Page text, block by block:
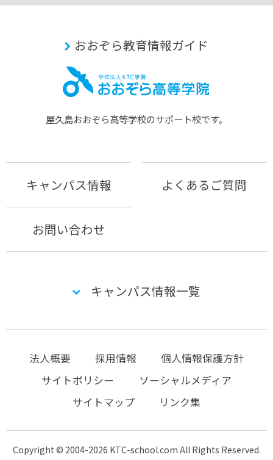
おおぞら教育情報ガイド
屋久島おおぞら⾼等学校のサポート校です。
キャンパス情報 よくあるご質問
お問い合わせ
キャンパス情報一覧
法人概要 採用情報
個人情報保護方針
サイトポリシー
ソーシャルメディア
サイトマップ
リンク集
Copyright © 2004-2026 KTC-school.com All Rights Reserved.